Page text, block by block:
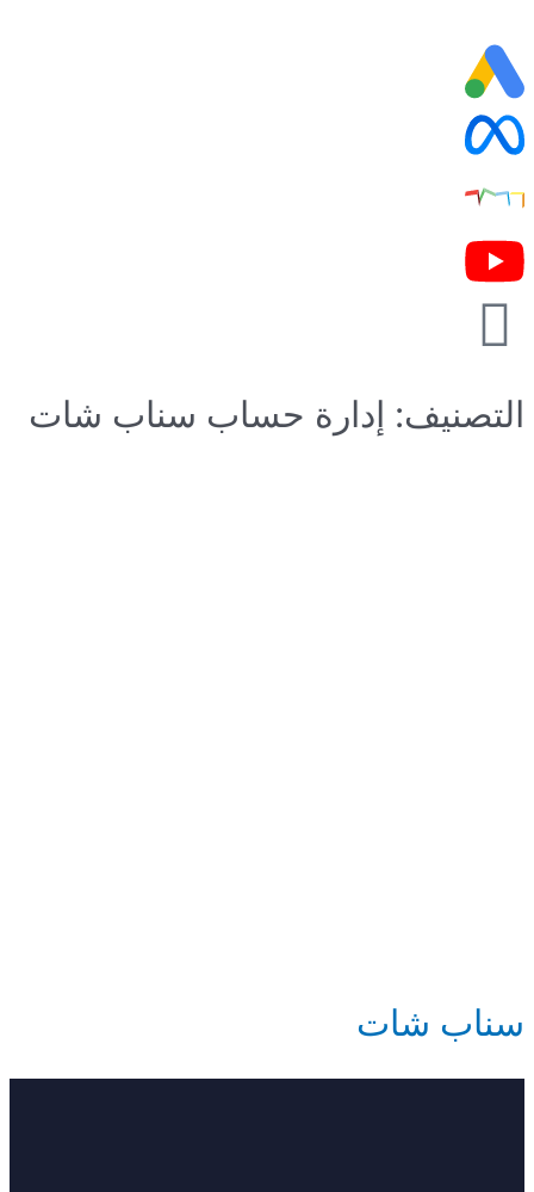
التصنيف: إدارة حساب سناب شات
سناب شات